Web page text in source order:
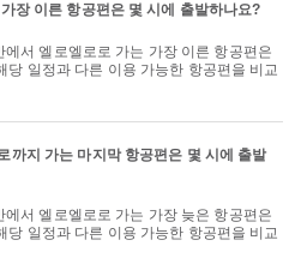
장 이른 항공편은 몇 시에 출발하나요?
일정과 다른 이용 가능한 항공편을 비교
까지 가는 마지막 항공편은 몇 시에 출발
일정과 다른 이용 가능한 항공편을 비교